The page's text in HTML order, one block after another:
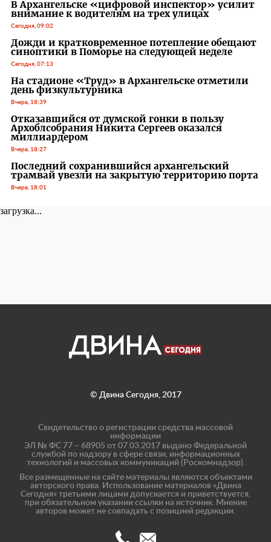
В Архангельске «цифровой инспектор» усилит
внимание к водителям на трех улицах
Сегодня, 09:02
Дожди и кратковременное потепление обещают
синоптики в Поморье на следующей неделе
Сегодня, 07:13
На стадионе «Труд» в Архангельске отметили
день физкультурника
Вчера, 18:39
Отказавшийся от думской гонки в пользу
Архоблсобрания Никита Сергеев оказался
миллиардером
Вчера, 18:27
Последний сохранившийся архангельский
трамвай увезли на закрытую территорию порта
Вчера, 18:01
загрузка...
© Двина Сегодня, 2017
Свидетельство о регистрации средства массовой
информации
ЭЛ № ФС 77 – 68905 от 07.03.2017 выдано Федеральной
службой по надзору в сфере связи, информационных
технологий и массовых коммуникаций (Роскомнадзор).
Все размещенные на сайте материалы являются объектами
авторского права. Использование материалов «Двина
Сегодня» третьими лицами допускается и приветствуется,
при обязательном указании ссылки на источник. Мнение
авторов может не совпадать с позицией редакции.
(8182)info@dvinatoday.ru